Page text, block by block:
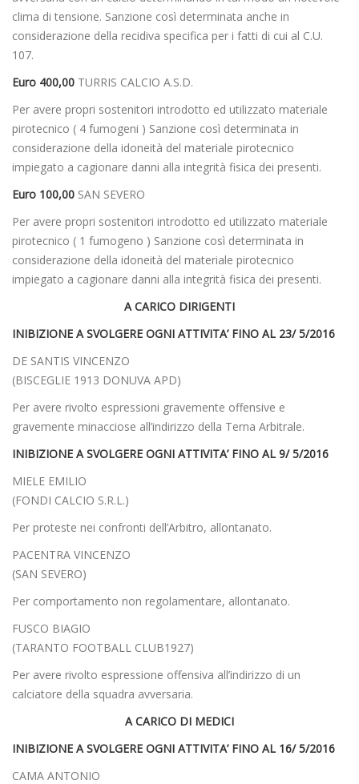
clima di tensione. Sanzione così determinata anche in
considerazione della recidiva specifica per i fatti di cui al C.U.
107.
Euro 400,00 TURRIS CALCIO A.S.D.
Per avere propri sostenitori introdotto ed utilizzato materiale
pirotecnico ( 4 fumogeni ) Sanzione così determinata in
considerazione della idoneità del materiale pirotecnico
impiegato a cagionare danni alla integrità fisica dei presenti.
Euro 100,00 SAN SEVERO
Per avere propri sostenitori introdotto ed utilizzato materiale
pirotecnico ( 1 fumogeno ) Sanzione così determinata in
considerazione della idoneità del materiale pirotecnico
impiegato a cagionare danni alla integrità fisica dei presenti.
A CARICO DIRIGENTI
INIBIZIONE A SVOLGERE OGNI ATTIVITA’ FINO AL 23/ 5/2016
DE SANTIS VINCENZO
(BISCEGLIE 1913 DONUVA APD)
Per avere rivolto espressioni gravemente offensive e
gravemente minacciose all’indirizzo della Terna Arbitrale.
INIBIZIONE A SVOLGERE OGNI ATTIVITA’ FINO AL 9/ 5/2016
MIELE EMILIO
(FONDI CALCIO S.R.L.)
Per proteste nei confronti dell’Arbitro, allontanato.
PACENTRA VINCENZO
(SAN SEVERO)
Per comportamento non regolamentare, allontanato.
FUSCO BIAGIO
(TARANTO FOOTBALL CLUB1927)
Per avere rivolto espressione offensiva all’indirizzo di un
calciatore della squadra avversaria.
A CARICO DI MEDICI
INIBIZIONE A SVOLGERE OGNI ATTIVITA’ FINO AL 16/ 5/2016
CAMA ANTONIO